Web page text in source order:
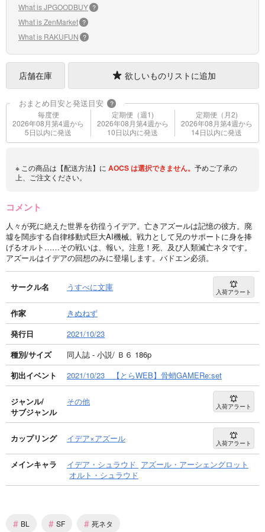
What is JPGOODBUY ?
What is ZenMarket ?
What is RAKUFUN ?
店舗在庫 欲しいものリストに追加
おまとめ目安と発送目安 ?
毎度便
2026年08月第4週から
5日以内に発送
定期便（週1)
2026年08月第4週から
10日以内に発送
定期便（月2)
2026年08月第4週から
14日以内に発送
※ この商品は【配送方法】に AOCSは選択できません。 予めご了承の
上、ご注文ください。
コメント
人々が死に絶えた世界を彷徨うイデア。亡きアズールは記憶の彼方。廃
墟を闊歩する自律移動式巨大AI機械。戦力として兄のサポートに身を捧
げるオルト……その戦いは、報い。注意！死、及び人類滅亡ネタです。
アズールはイデアの回想のみに登場します。バドエン必須。
サークル名 うすべに文庫 入荷アラート
作家
きぬねず
発行日
2021/10/23
種別/サイズ
同人誌 - 小説/ Ｂ６ 186p
初出イベント
2021/10/23 【とらWEB】骨蛸GAMERe:set
ジャンル/
サブジャンル
その他 入荷アラート
カップリング イデア×アズール 入荷アラート
メインキャラ イデア・シュラウド アズール・アーシェングロット
オルト・シュラウド
# BL # SF # 死ネタ